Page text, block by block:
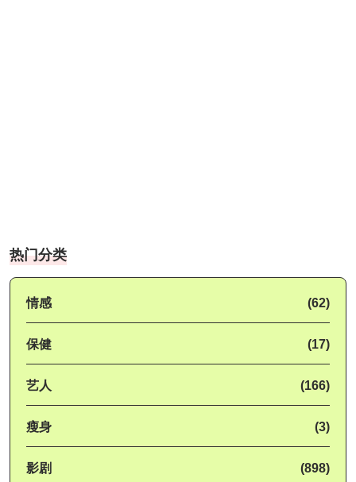
热门分类
情感 (62)
保健 (17)
艺人 (166)
瘦身 (3)
影剧 (898)